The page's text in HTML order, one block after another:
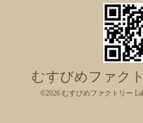
むすびめファク
©2026 むすびめファクトリー